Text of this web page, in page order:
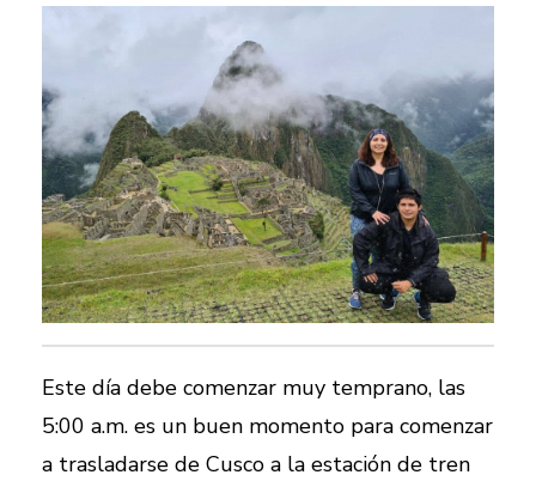
Este día debe comenzar muy temprano, las
5:00 a.m. es un buen momento para comenzar
a trasladarse de Cusco a la estación de tren